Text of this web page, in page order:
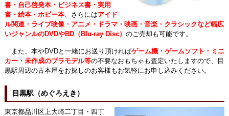
書・自己啓発本・ビジネス書・実用
書・絵本・ホビー本、さらにはアイド
ル関連・ライブ映像・アニメ・ドラマ・映画・音楽・クラシックなど幅広
いジャンルのDVDやBD（Blu-ray Disc） のご売却も可能です。
また、本やDVDと一緒にお送り頂ければゲーム機・ゲームソフト・ミニ
カー・未作成のプラモデル等の不要なおもちゃも査定いたしますので、目
黒駅周辺の古本屋をお探しのお客様もお気軽にお申し込みください。
目黒駅（めぐろえき）
東京都品川区上大崎二丁目・四丁